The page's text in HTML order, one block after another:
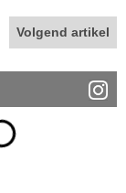
Volgend artikel